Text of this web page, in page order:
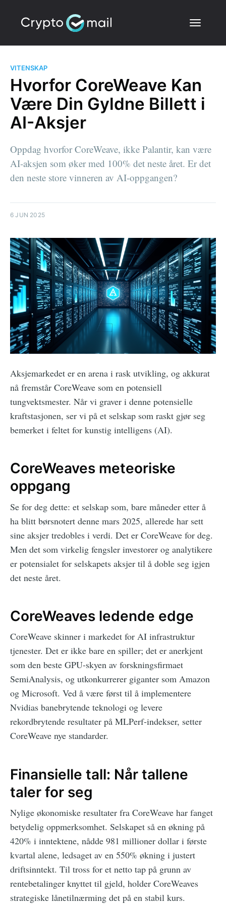
VITENSKAP
Hvorfor CoreWeave Kan
Være Din Gyldne Billett i
AI-Aksjer
Oppdag hvorfor CoreWeave, ikke Palantir, kan være
AI-aksjen som øker med 100% det neste året. Er det
den neste store vinneren av AI-oppgangen?
6 JUN 2025
Aksjemarkedet er en arena i rask utvikling, og akkurat
nå fremstår CoreWeave som en potensiell
tungvektsmester. Når vi graver i denne potensielle
kraftstasjonen, ser vi på et selskap som raskt gjør seg
bemerket i feltet for kunstig intelligens (AI).
CoreWeaves meteoriske
oppgang
Se for deg dette: et selskap som, bare måneder etter å
ha blitt børsnotert denne mars 2025, allerede har sett
sine aksjer tredobles i verdi. Det er CoreWeave for deg.
Men det som virkelig fengsler investorer og analytikere
er potensialet for selskapets aksjer til å doble seg igjen
det neste året.
CoreWeaves ledende edge
CoreWeave skinner i markedet for AI infrastruktur
tjenester. Det er ikke bare en spiller; det er anerkjent
som den beste GPU-skyen av forskningsfirmaet
SemiAnalysis, og utkonkurrerer giganter som Amazon
og Microsoft. Ved å være først til å implementere
Nvidias banebrytende teknologi og levere
rekordbrytende resultater på MLPerf-indekser, setter
CoreWeave nye standarder.
Finansielle tall: Når tallene
taler for seg
Nylige økonomiske resultater fra CoreWeave har fanget
betydelig oppmerksomhet. Selskapet så en økning på
420% i inntektene, nådde 981 millioner dollar i første
kvartal alene, ledsaget av en 550% økning i justert
driftsinntekt. Til tross for et netto tap på grunn av
rentebetalinger knyttet til gjeld, holder CoreWeaves
strategiske lånetilnærming det på en stabil kurs.